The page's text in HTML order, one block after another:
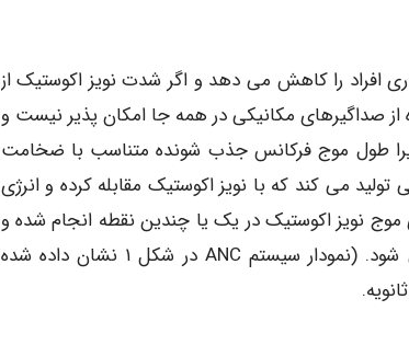
را کاهش می دهد و اگر شدت نویز اکوستیک از
دراز مدت اختلالات شنوایی ایجاد می کنند [۱]. استفاده از صداگیرهای مکانیکی در همه جا امکان پذیر نیست و
طول موج فرکانس جذب شونده متناسب با ضخامت
می کند که با نویز اکوستیک مقابله کرده و انرژی
نویز اکوستیک در یک یا چندین نقطه انجام شده و
پترن حذف کننده نویز براساس اطلاعات این اندازه گیری ها ساخته می شود. (نمودار سیستم ANC در شکل ۱ نشان داده شده